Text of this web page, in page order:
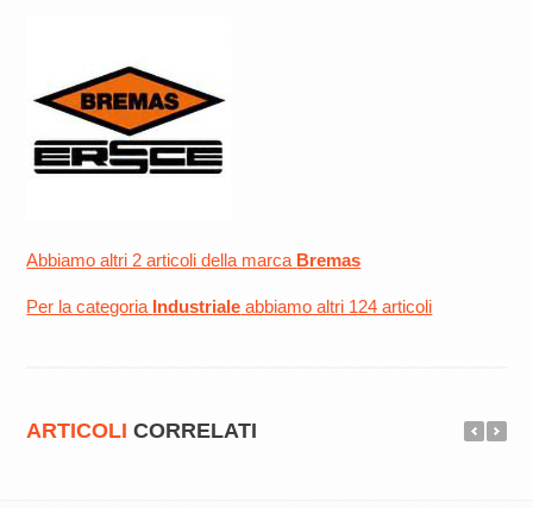
Abbiamo altri 2 articoli della marca Bremas
Per la categoria Industriale abbiamo altri 124 articoli
ARTICOLI CORRELATI